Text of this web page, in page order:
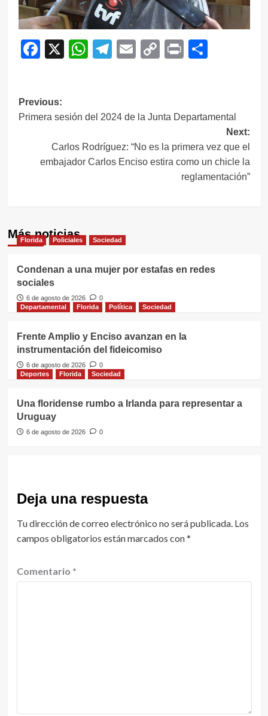
Facebook
X WhatsApp
Telegram
EmailCopy
Print
Navegación
de
entradas
Previous:
Primera sesión del 2024 de la Junta Departamental
Next:
Carlos Rodríguez: “No es la primera vez que el
embajador Carlos Enciso estira como un chicle la
reglamentación”
Más noticias
Florida Policiales Sociedad
Condenan a una mujer por estafas en redes
sociales
6 de agosto de 2026
0
Departamental
Florida Política Sociedad
Frente Amplio y Enciso avanzan en la
instrumentación del fideicomiso
6 de agosto de 2026
0
Deportes
Florida Sociedad
Una floridense rumbo a Irlanda para representar a
Uruguay
6 de agosto de 2026 0
Deja una respuesta
Tu dirección de correo electrónico no será publicada. Los
campos obligatorios están marcados con*
Comentario *